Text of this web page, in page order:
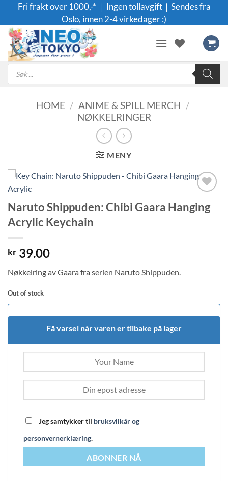
content
Fri frakt over 1000,-* ｜Ingen tollavgift｜Sendes fra
Oslo, innen 2-4 virkedager :)
Products
search
HOME / ANIME & SPILL MERCH /
NØKKELRINGER
MENY
Legg til i
ønskeliste
Naruto Shippuden: Chibi Gaara Hanging
Acrylic Keychain
kr 39.00
Nøkkelring av Gaara fra serien Naruto Shippuden.
Out of stock
Få varsel når varen er tilbake på lager
Jeg samtykker til bruksvilkår og
personvernerklæring.
ABONNER NÅ